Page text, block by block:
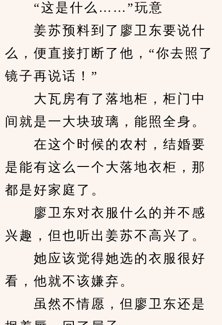
“这是什么……”玩意
姜苏预料到了廖卫东要说什
么，便直接打断了他，“你去照了
镜子再说话！”
大瓦房有了落地柜，柜门中
间就是一大块玻璃，能照全身。
在这个时候的农村，结婚要
是能有这么一个大落地衣柜，那
都是好家庭了。
廖卫东对衣服什么的并不感
兴趣，但也听出姜苏不高兴了。
她应该觉得她选的衣服很好
看，他就不该嫌弃。
虽然不情愿，但廖卫东还是